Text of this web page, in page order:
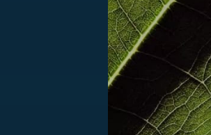
světová válka